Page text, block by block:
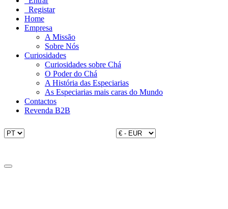
Registar
Home
Empresa
A Missão
Sobre Nós
Curiosidades
Curiosidades sobre Chá
O Poder do Chá
A História das Especiarias
As Especiarias mais caras do Mundo
Contactos
Revenda B2B